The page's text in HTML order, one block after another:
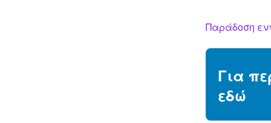
Παράδοση
Για
εδώ